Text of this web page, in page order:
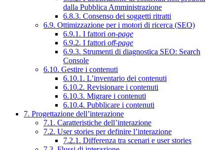
dalla Pubblica Amministrazione
6.8.3. Consenso dei soggetti ritratti
6.9. Ottimizzazione per i motori di ricerca (SEO)
6.9.1. I fattori on-page
6.9.2. I fattori off-page
6.9.3. Strumenti di diagnostica SEO: Search
Console
6.10. Gestire i contenuti
6.10.1. L’inventario dei contenuti
6.10.2. Revisionare i contenuti
6.10.3. Migrare i contenuti
6.10.4. Pubblicare i contenuti
7. Progettazione dell’interazione
7.1. Caratteristiche dell’interazione
7.2. User stories per definire l’interazione
7.2.1. Differenza tra scenari e user stories